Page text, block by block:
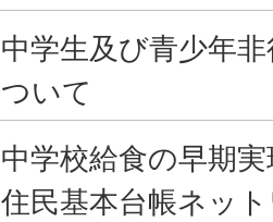
中学生及び青少年
ついて
中学校給食の早期
住民基本台帳ネッ